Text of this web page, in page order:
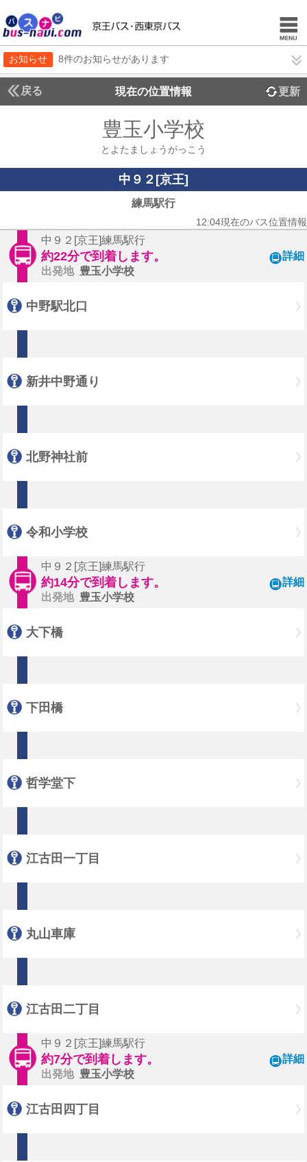
お知らせ 8件のお知らせがあります
戻る 現在の位置情報 更新
豊玉小学校
とよたましょうがっこう
中９２[京王]
練馬駅行
12:04現在のバス位置情報
中９２[京王]練馬駅行
約22分で到着します。
出発地 豊玉小学校
詳細
中野駅北口
新井中野通り
北野神社前
令和小学校
中９２[京王]練馬駅行
約14分で到着します。
出発地 豊玉小学校
詳細
大下橋
下田橋
哲学堂下
江古田一丁目
丸山車庫
江古田二丁目
中９２[京王]練馬駅行
約7分で到着します。
出発地 豊玉小学校
詳細
江古田四丁目